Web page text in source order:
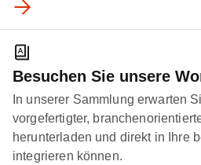
Besuchen Sie unsere
In unserer Sammlung erwarten
vorgefertigter,
herunterladen und direkt in Ihre
integrieren können.